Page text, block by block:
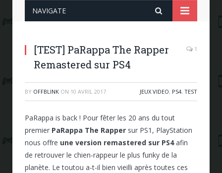
NAVIGATE
[TEST] PaRappa The Rapper
Remastered sur PS4
1
BY OFFBLINK ON 10 AVRIL 2017 JEUX VIDEO, PS4, TEST
PaRappa is back ! Pour fêter les 20 ans du tout
premier PaRappa The Rapper sur PS1, PlayStation
nous offre une version remastered sur PS4afin
de retrouver le chien-rappeur le plus funky de la
planète. Le toutou a-t-il bien vieilli après toutes ces